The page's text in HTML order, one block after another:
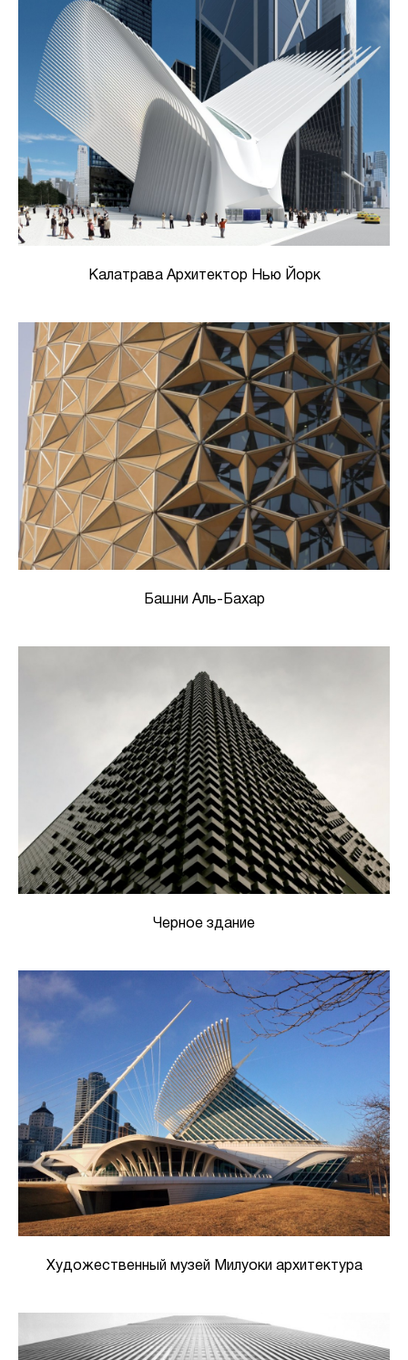
Калатрава Архитектор Нью Йорк
Башни Аль-Бахар
Черное здание
Художественный музей Милуоки архитектура